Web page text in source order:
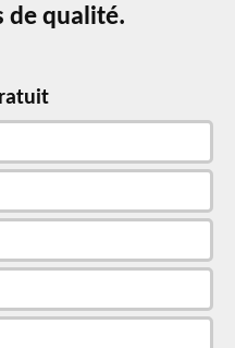
de qualité.